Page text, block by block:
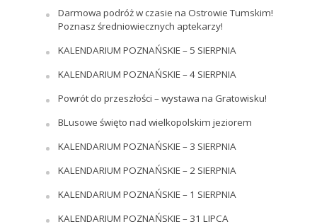
Darmowa podróż w czasie na Ostrowie Tumskim!
Poznasz średniowiecznych aptekarzy!
KALENDARIUM POZNAŃSKIE – 5 SIERPNIA
KALENDARIUM POZNAŃSKIE – 4 SIERPNIA
Powrót do przeszłości – wystawa na Gratowisku!
BLusowe święto nad wielkopolskim jeziorem
KALENDARIUM POZNAŃSKIE – 3 SIERPNIA
KALENDARIUM POZNAŃSKIE – 2 SIERPNIA
KALENDARIUM POZNAŃSKIE – 1 SIERPNIA
KALENDARIUM POZNAŃSKIE – 31 LIPCA